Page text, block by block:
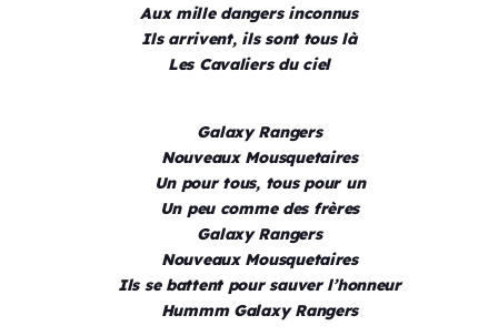
Aux mille dangers inconnus
Ils arrivent, ils sont tous là
Les Cavaliers du ciel
Galaxy Rangers
Nouveaux Mousquetaires
Un pour tous, tous pour un
Un peu comme des frères
Galaxy Rangers
Nouveaux Mousquetaires
Ils se battent pour sauver l’honneur
Hummm Galaxy Rangers